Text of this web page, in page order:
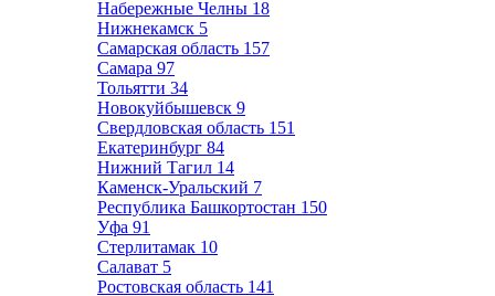
Набережные Челны 18
Нижнекамск 5
Самарская область 157
Самара 97
Тольятти 34
Новокуйбышевск 9
Свердловская область 151
Екатеринбург 84
Нижний Тагил 14
Каменск-Уральский 7
Республика Башкортостан 150
Уфа 91
Стерлитамак 10
Салават 5
Ростовская область 141